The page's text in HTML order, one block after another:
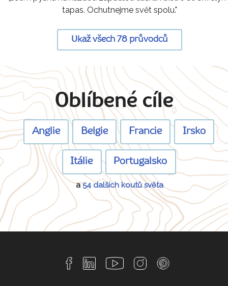
tapas. Ochutnejme svět spolu."
Ukaž všech 78 průvodců
Oblíbené cíle
Anglie Belgie Francie Irsko
Itálie Portugalsko
a54 dalších koutů světa